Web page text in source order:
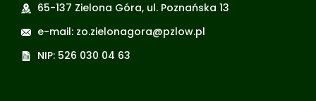
65-137 Zielona Góra, ul. Poznańska 13
e-mail: zo.zielonagora@pzlow.pl
NIP: 526 030 04 63